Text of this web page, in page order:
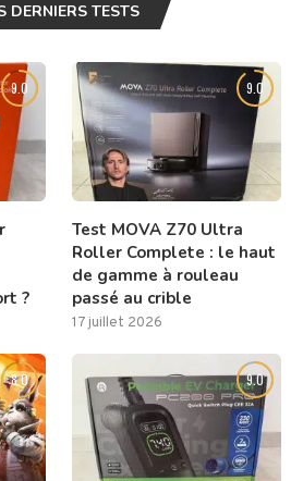
DERNIERS TESTS
9.0
?
9.0
Test MOVA Z70 Ultra
Roller Complete : le haut
de gamme à rouleau
passé au crible
17 juillet 2026
8.0 9.0